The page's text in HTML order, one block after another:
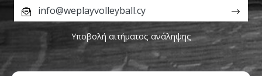
info@weplayvolleyball.cy
Υποβολή αιτήματος ανάληψης